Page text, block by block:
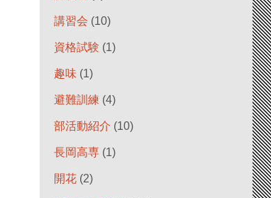
講習会 (10)
資格試験 (1)
趣味 (1)
避難訓練 (4)
部活動紹介 (10)
長岡高専 (1)
開花 (2)